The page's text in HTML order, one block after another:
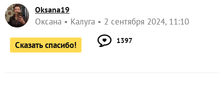
Oksana19
Оксана Калуга 2 сентября 2024, 11:10
Сказать спасибо! 1397